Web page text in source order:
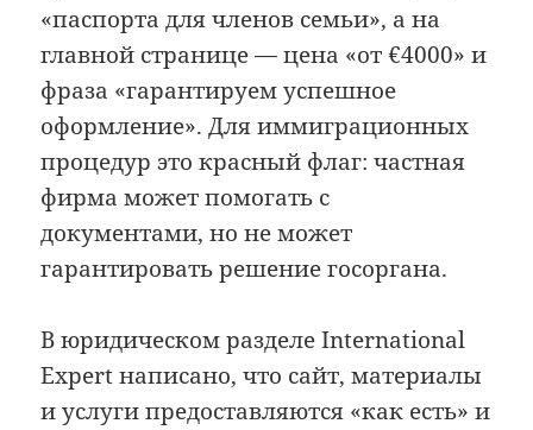
«паспорта для членов семьи», а на
главной странице — цена «от €4000» и
фраза «гарантируем успешное
оформление». Для иммиграционных
процедур это красный флаг: частная
фирма может помогать с
документами, но не может
гарантировать решение госоргана.
В юридическом разделе International
Expert написано, что сайт, материалы
и услуги предоставляются «как есть» и